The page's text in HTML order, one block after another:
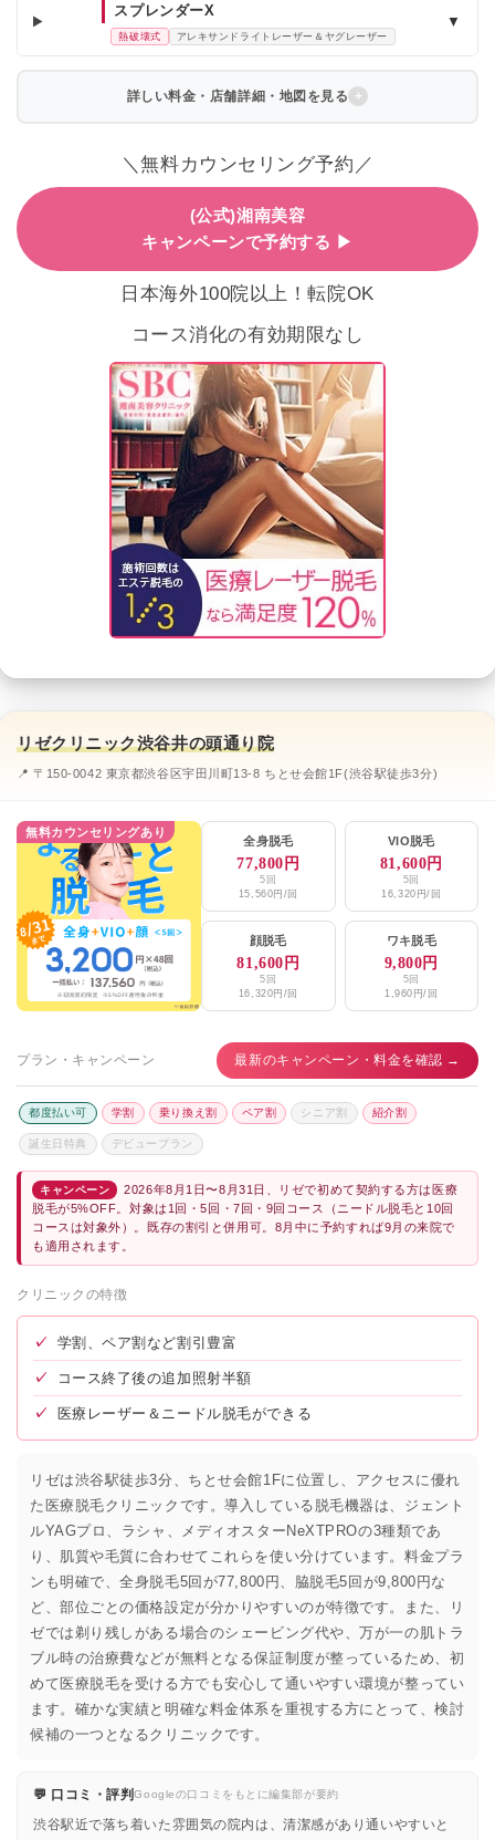
スプレンダーX
熱破壊式 アレキサンドライトレーザー＆ヤグレーザー
▼
詳しい料金・店舗詳細・地図を見る
＼無料カウンセリング予約／
(公式)湘南美容
キャンペーンで予約する ▶
日本海外100院以上！転院OK
コース消化の有効期限なし
リゼクリニック渋谷井の頭通り院
📍 〒150-0042 東京都渋谷区宇田川町13-8 ちとせ会館1F(渋谷駅徒歩3分)
無料カウンセリングあり
全身脱毛
77,800円
5回
15,560円/回
VIO脱毛
81,600円
5回
16,320円/回
顔脱毛
81,600円
5回
16,320円/回
ワキ脱毛
9,800円
5回
1,960円/回
プラン・キャンペーン 最新のキャンペーン・料金を確認 →
都度払い可 学割 乗り換え割 ペア割 シニア割 紹介割
誕生日特典 デビュープラン
キャンペーン
2026年8月1日〜8月31日、リゼで初めて契約する方は医療
脱毛が5%OFF。対象は1回・5回・7回・9回コース（ニードル脱毛と10回
コースは対象外）。既存の割引と併用可。8月中に予約すれば9月の来院で
も適用されます。
クリニックの特徴
✓ 学割、ペア割など割引豊富
✓ コース終了後の追加照射半額
✓ 医療レーザー＆ニードル脱毛ができる
リゼは渋谷駅徒歩3分、ちとせ会館1Fに位置し、アクセスに優れ
た医療脱毛クリニックです。導入している脱毛機器は、ジェント
ルYAGプロ、ラシャ、メディオスターNeXTPROの3種類であ
り、肌質や毛質に合わせてこれらを使い分けています。料金プラ
ンも明確で、全身脱毛5回が77,800円、脇脱毛5回が9,800円な
ど、部位ごとの価格設定が分かりやすいのが特徴です。また、リ
ゼでは剃り残しがある場合のシェービング代や、万が一の肌トラ
ブル時の治療費などが無料となる保証制度が整っているため、初
めて医療脱毛を受ける方でも安心して通いやすい環境が整ってい
ます。確かな実績と明確な料金体系を重視する方にとって、検討
候補の一つとなるクリニックです。
💬 口コミ・評判Googleの口コミをもとに編集部が要約
渋谷駅近で落ち着いた雰囲気の院内は、清潔感があり通いやすいと